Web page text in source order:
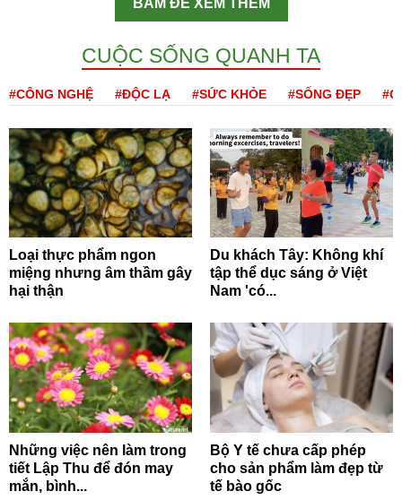
BẤM ĐỂ XEM THÊM
CUỘC SỐNG QUANH TA
#CÔNG NGHỆ #ĐỘC LẠ #SỨC KHỎE #SỐNG ĐẸP
Loại thực phẩm ngon
miệng nhưng âm thầm gây
hại thận
Du khách Tây: Không khí
tập thể dục sáng ở Việt
Nam 'có...
Những việc nên làm trong
tiết Lập Thu để đón may
mắn, bình...
Bộ Y tế chưa cấp phép
cho sản phẩm làm đẹp từ
tế bào gốc